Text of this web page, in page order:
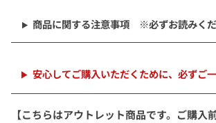
追
商品に関する注意事項 ※必ずお読みく
安心してご購入いただくために、必ずご
【こちらはアウトレット商品です。ご購入